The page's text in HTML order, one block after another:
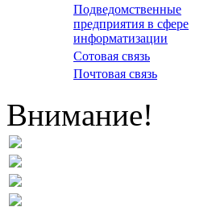
Подведомственные
предприятия в сфере
информатизации
Сотовая связь
Почтовая связь
Внимание!